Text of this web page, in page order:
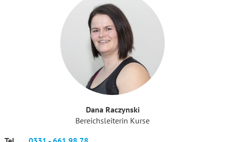
Dana Raczynski
Bereichsleiterin Kurse